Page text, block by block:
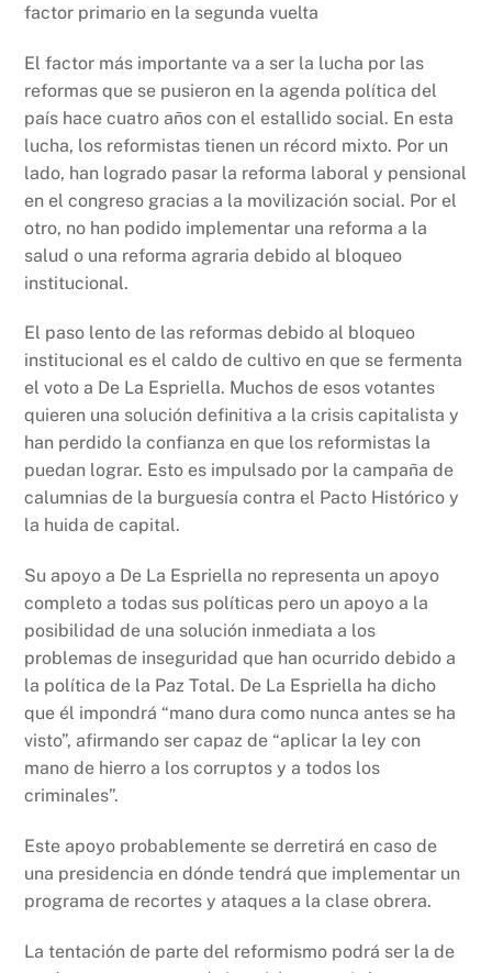
factor primario en la segunda vuelta
El factor más importante va a ser la lucha por las
reformas que se pusieron en la agenda política del
país hace cuatro años con el estallido social. En esta
lucha, los reformistas tienen un récord mixto. Por un
lado, han logrado pasar la reforma laboral y pensional
en el congreso gracias a la movilización social. Por el
otro, no han podido implementar una reforma a la
salud o una reforma agraria debido al bloqueo
institucional.
El paso lento de las reformas debido al bloqueo
institucional es el caldo de cultivo en que se fermenta
el voto a De La Espriella. Muchos de esos votantes
quieren una solución definitiva a la crisis capitalista y
han perdido la confianza en que los reformistas la
puedan lograr. Esto es impulsado por la campaña de
calumnias de la burguesía contra el Pacto Histórico y
la huida de capital.
Su apoyo a De La Espriella no representa un apoyo
completo a todas sus políticas pero un apoyo a la
posibilidad de una solución inmediata a los
problemas de inseguridad que han ocurrido debido a
la política de la Paz Total. De La Espriella ha dicho
que él impondrá “mano dura como nunca antes se ha
visto”, afirmando ser capaz de “aplicar la ley con
mano de hierro a los corruptos y a todos los
criminales”.
Este apoyo probablemente se derretirá en caso de
una presidencia en dónde tendrá que implementar un
programa de recortes y ataques a la clase obrera.
La tentación de parte del reformismo podrá ser la de